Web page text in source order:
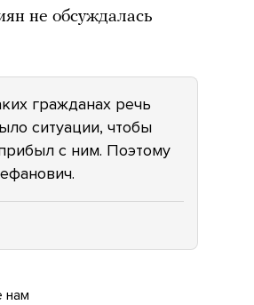
не обсуждалась
гражданах речь
ситуации, чтобы
с ним. Поэтому
нам